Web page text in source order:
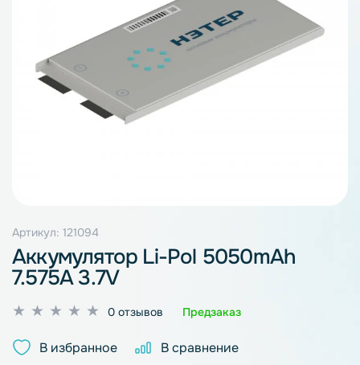
Артикул: 121094
Аккумулятор Li-Pol 5050mAh
7.575A 3.7V
Оценка
из
0 отзывов Предзаказ
В избранное В сравнение